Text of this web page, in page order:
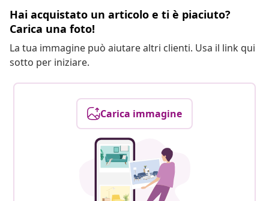
Hai acquistato un articolo e ti è piaciuto?
Carica una foto!
La tua immagine può aiutare altri clienti. Usa il link qui
sotto per iniziare.
Carica immagine